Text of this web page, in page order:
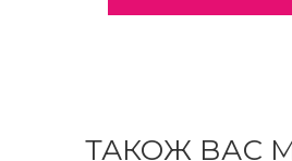
ТАКОЖ ВАС